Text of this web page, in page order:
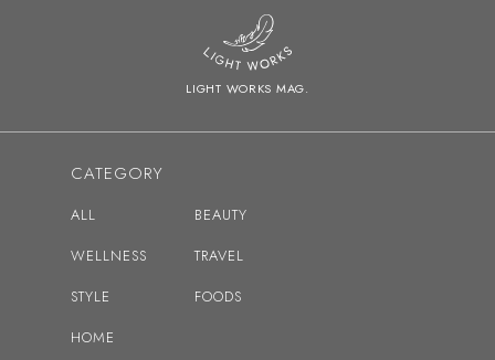
2023
2022
LIGHT WORKS MAG.
CATEGORY
ALL
WELLNESS
STYLE
HOME
BEAUTY
TRAVEL
FOODS